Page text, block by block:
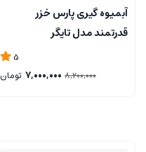
آبمیوه گیری پارس خزر
قدرتمند مدل تایگر
Tiger(بسیار قوی)** سری
جدید**
5
8,200,000
7,000,000 تومان